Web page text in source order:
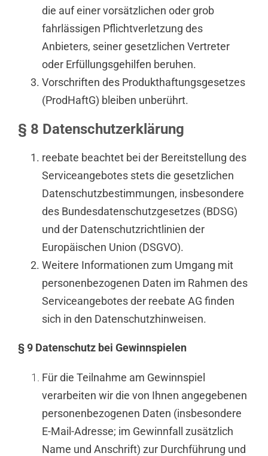
die auf einer vorsätzlichen oder grob
fahrlässigen Pflichtverletzung des
Anbieters, seiner gesetzlichen Vertreter
oder Erfüllungsgehilfen beruhen.
Vorschriften des Produkthaftungsgesetzes
(ProdHaftG) bleiben unberührt.
§ 8 Datenschutzerklärung
reebate beachtet bei der Bereitstellung des
Serviceangebotes stets die gesetzlichen
Datenschutzbestimmungen, insbesondere
des Bundesdatenschutzgesetzes (BDSG)
und der Datenschutzrichtlinien der
Europäischen Union (DSGVO).
Weitere Informationen zum Umgang mit
personenbezogenen Daten im Rahmen des
Serviceangebotes der reebate AG finden
sich in den Datenschutzhinweisen.
§ 9 Datenschutz bei Gewinnspielen
Für die Teilnahme am Gewinnspiel
verarbeiten wir die von Ihnen angegebenen
personenbezogenen Daten (insbesondere
E-Mail-Adresse; im Gewinnfall zusätzlich
Name und Anschrift) zur Durchführung und